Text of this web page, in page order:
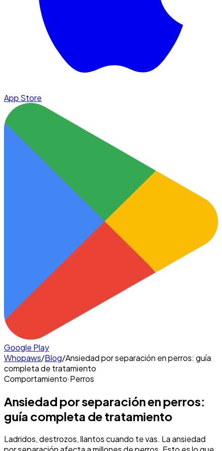
App Store
Google Play
Whopaws/Blog/Ansiedad por separación en perros: guía
completa de tratamiento
Comportamiento·Perros
Ansiedad por separación en perros:
guía completa de tratamiento
Ladridos, destrozos, llantos cuando te vas. La ansiedad